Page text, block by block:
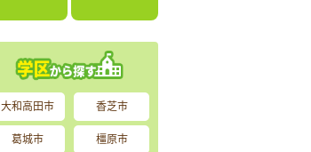
大和高田市 香芝市
葛城市 橿原市